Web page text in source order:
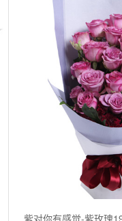
紫对你有感觉-紫玫瑰